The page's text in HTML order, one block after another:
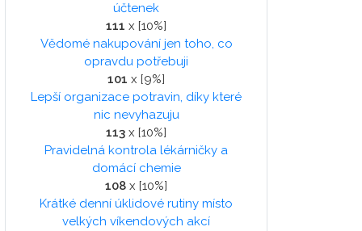
účtenek
111 x [10%]
Vědomé nakupování jen toho, co
opravdu potřebuji
101 x [9%]
Lepší organizace potravin, díky které
nic nevyhazuju
113 x [10%]
Pravidelná kontrola lékárničky a
domácí chemie
108 x [10%]
Krátké denní úklidové rutiny místo
velkých víkendových akcí